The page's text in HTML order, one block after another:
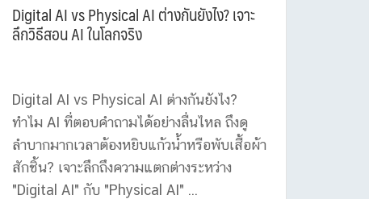
Digital AI vs Physical AI ต่างกันยังไง? เจาะ
ลึกวิธีสอน AI ในโลกจริง
Digital AI vs Physical AI ต่างกันยังไง?
ทำไม AI ที่ตอบคำถามได้อย่างลื่นไหล ถึงดู
ลำบากมากเวลาต้องหยิบแก้วน้ำหรือพับเสื้อผ้า
สักชิ้น? เจาะลึกถึงความแตกต่างระหว่าง
"Digital AI" กับ "Physical AI" ...